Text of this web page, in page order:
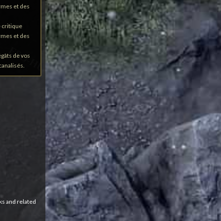
et des
critique
et des
de vos
and related